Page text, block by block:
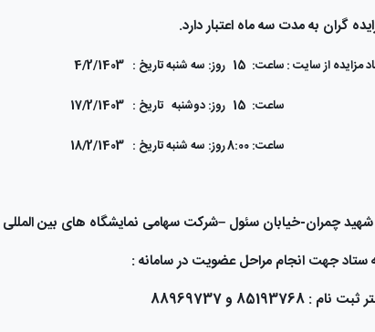
گران به مدت سه ماه اعتبار دارد.
مزایده از سایت :ساعت: 15 روز: سه شنبهتاریخ : 4/2/1403
ساعت: 15 روز: دوشنبه تاریخ : 17/2/1403
ساعت: 8:00 روز: سه شنبهتاریخ : 18/2/1403
شهید چمران-خیابان سئول –شرکت سهامی نمایشگاه های بین المللی
ستاد جهت انجام مراحل عضویت در سامانه :